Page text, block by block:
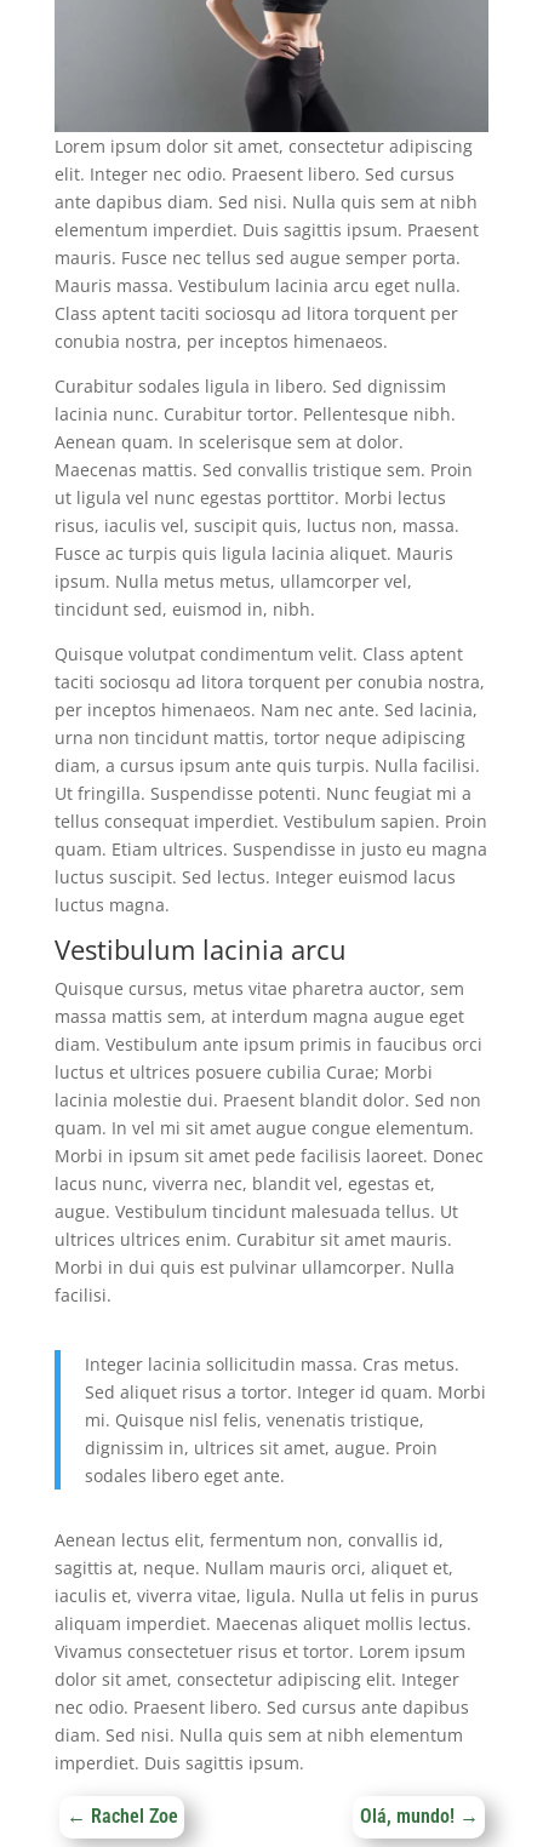
Lorem ipsum dolor sit amet, consectetur adipiscing
elit. Integer nec odio. Praesent libero. Sed cursus
ante dapibus diam. Sed nisi. Nulla quis sem at nibh
elementum imperdiet. Duis sagittis ipsum. Praesent
mauris. Fusce nec tellus sed augue semper porta.
Mauris massa. Vestibulum lacinia arcu eget nulla.
Class aptent taciti sociosqu ad litora torquent per
conubia nostra, per inceptos himenaeos.
Curabitur sodales ligula in libero. Sed dignissim
lacinia nunc. Curabitur tortor. Pellentesque nibh.
Aenean quam. In scelerisque sem at dolor.
Maecenas mattis. Sed convallis tristique sem. Proin
ut ligula vel nunc egestas porttitor. Morbi lectus
risus, iaculis vel, suscipit quis, luctus non, massa.
Fusce ac turpis quis ligula lacinia aliquet. Mauris
ipsum. Nulla metus metus, ullamcorper vel,
tincidunt sed, euismod in, nibh.
Quisque volutpat condimentum velit. Class aptent
taciti sociosqu ad litora torquent per conubia nostra,
per inceptos himenaeos. Nam nec ante. Sed lacinia,
urna non tincidunt mattis, tortor neque adipiscing
diam, a cursus ipsum ante quis turpis. Nulla facilisi.
Ut fringilla. Suspendisse potenti. Nunc feugiat mi a
tellus consequat imperdiet. Vestibulum sapien. Proin
quam. Etiam ultrices. Suspendisse in justo eu magna
luctus suscipit. Sed lectus. Integer euismod lacus
luctus magna.
Vestibulum lacinia arcu
Quisque cursus, metus vitae pharetra auctor, sem
massa mattis sem, at interdum magna augue eget
diam. Vestibulum ante ipsum primis in faucibus orci
luctus et ultrices posuere cubilia Curae; Morbi
lacinia molestie dui. Praesent blandit dolor. Sed non
quam. In vel mi sit amet augue congue elementum.
Morbi in ipsum sit amet pede facilisis laoreet. Donec
lacus nunc, viverra nec, blandit vel, egestas et,
augue. Vestibulum tincidunt malesuada tellus. Ut
ultrices ultrices enim. Curabitur sit amet mauris.
Morbi in dui quis est pulvinar ullamcorper. Nulla
facilisi.
Integer lacinia sollicitudin massa. Cras metus.
Sed aliquet risus a tortor. Integer id quam. Morbi
mi. Quisque nisl felis, venenatis tristique,
dignissim in, ultrices sit amet, augue. Proin
sodales libero eget ante.
Aenean lectus elit, fermentum non, convallis id,
sagittis at, neque. Nullam mauris orci, aliquet et,
iaculis et, viverra vitae, ligula. Nulla ut felis in purus
aliquam imperdiet. Maecenas aliquet mollis lectus.
Vivamus consectetuer risus et tortor. Lorem ipsum
dolor sit amet, consectetur adipiscing elit. Integer
nec odio. Praesent libero. Sed cursus ante dapibus
diam. Sed nisi. Nulla quis sem at nibh elementum
imperdiet. Duis sagittis ipsum.
← Rachel Zoe Olá, mundo! →